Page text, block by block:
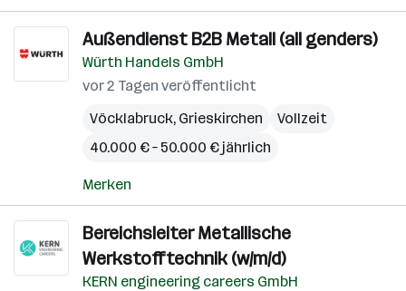
Außendienst B2B Metall (all genders)
Würth Handels GmbH
vor 2 Tagen veröffentlicht
Vöcklabruck, Grieskirchen
Vollzeit
40.000 € – 50.000 € jährlich
Merken
Bereichsleiter Metallische
Werkstofftechnik (w/m/d)
KERN engineering careers GmbH